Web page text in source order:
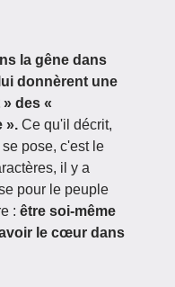
la gêne dans
donnèrent une
des «
». Ce qu'il décrit,
pose, c'est le
il y a
pour le peuple
: être soi-même
le cœur dans